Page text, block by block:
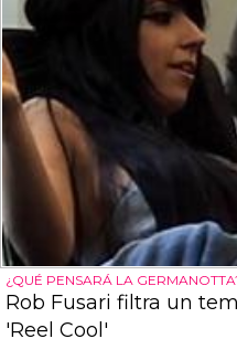
¿QUÉ PENSARÁ LA
Rob Fusari filtra un
'Reel Cool'